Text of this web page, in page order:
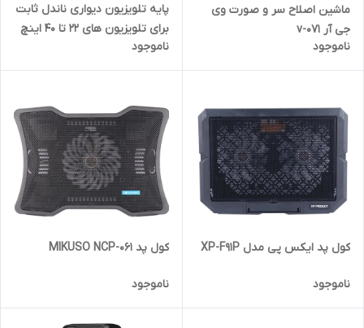
ماشین اصلاح سر و صورت وی
جی آر v-071
ناموجود
پایه تلویزیون دیواری ناندل ثابت
برای تلویزیون های 22 تا 40 اینچ
ناموجود
کول پد ایکس پی مدل XP-F91P
ناموجود
کول پد MIKUSO NCP-061
ناموجود